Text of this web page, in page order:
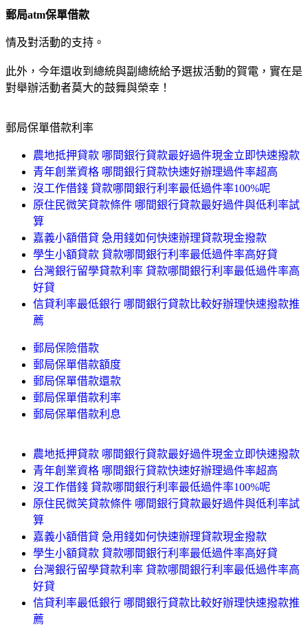
郵局atm保單借款
情及對活動的支持。
此外，今年還收到總統與副總統給予選拔活動的賀電，實在是
對舉辦活動者莫大的鼓舞與榮幸！
郵局保單借款利率
農地抵押貸款 哪間銀行貸款最好過件現金立即快速撥款
青年創業資格 哪間銀行貸款快速好辦理過件率超高
沒工作借錢 貸款哪間銀行利率最低過件率100%呢
原住民微笑貸款條件 哪間銀行貸款最好過件與低利率試
算
嘉義小額借貸 急用錢如何快速辦理貸款現金撥款
學生小額貸款 貸款哪間銀行利率最低過件率高好貸
台灣銀行留學貸款利率 貸款哪間銀行利率最低過件率高
好貸
信貸利率最低銀行 哪間銀行貸款比較好辦理快速撥款推
薦
郵局保險借款
郵局保單借款額度
郵局保單借款還款
郵局保單借款利率
郵局保單借款利息
農地抵押貸款 哪間銀行貸款最好過件現金立即快速撥款
青年創業資格 哪間銀行貸款快速好辦理過件率超高
沒工作借錢 貸款哪間銀行利率最低過件率100%呢
原住民微笑貸款條件 哪間銀行貸款最好過件與低利率試
算
嘉義小額借貸 急用錢如何快速辦理貸款現金撥款
學生小額貸款 貸款哪間銀行利率最低過件率高好貸
台灣銀行留學貸款利率 貸款哪間銀行利率最低過件率高
好貸
信貸利率最低銀行 哪間銀行貸款比較好辦理快速撥款推
薦